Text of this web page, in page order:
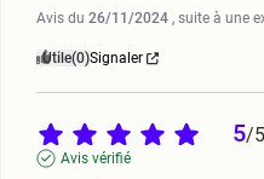
Avis du 26/11/2024 , suite à une
Utile(0)Signaler
5/5
Avis vérifié